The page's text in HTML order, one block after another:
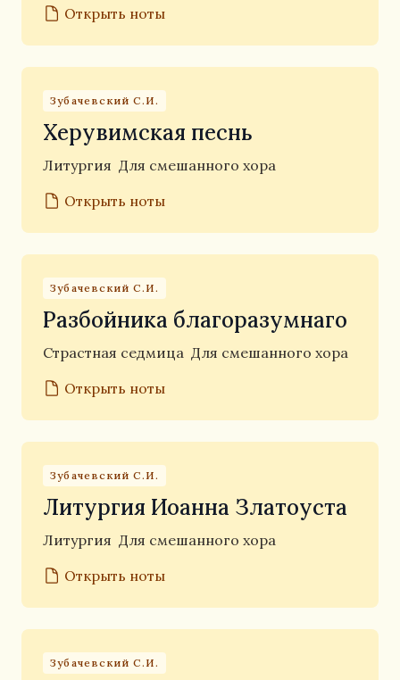
Открыть ноты
Зубачевский С.И.
Херувимская песнь
Литургия Для смешанного хора
Открыть ноты
Зубачевский С.И.
Разбойника благоразумнаго
Страстная седмица Для смешанного хора
Открыть ноты
Зубачевский С.И.
Литургия Иоанна Златоуста
Литургия Для смешанного хора
Открыть ноты
Зубачевский С.И.